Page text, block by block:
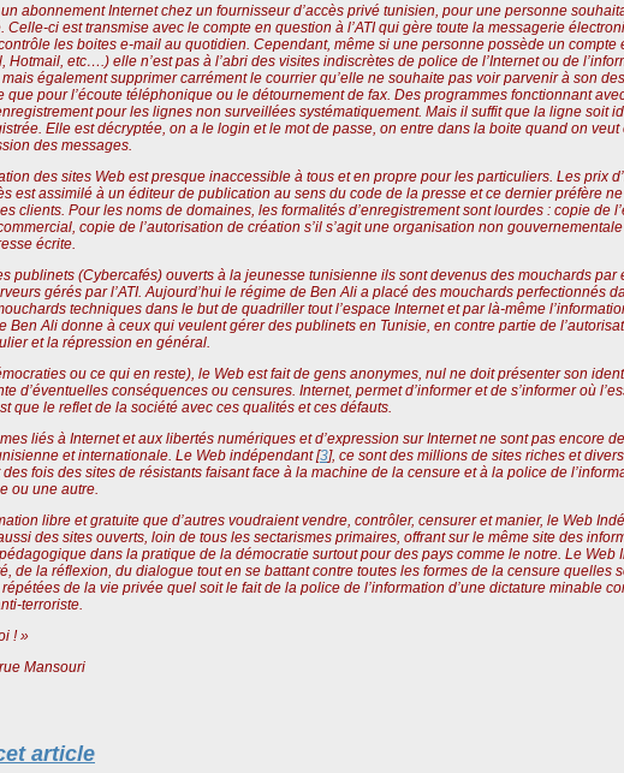
abonnement Internet chez un fournisseur d’accès privé tunisien, pour une personne
Celle-ci est transmise avec le compte en question à l’ATI qui gère toute la messagerie
les boites e-mail au quotidien. Cependant, même si une personne possède un
Hotmail, etc….) elle n’est pas à l’abri des visites indiscrètes de police de l’Internet ou de
également supprimer carrément le courrier qu’elle ne souhaite pas voir parvenir à son
que pour l’écoute téléphonique ou le détournement de fax. Des programmes fonctionnant
pour les lignes non surveillées systématiquement. Mais il suffit que la ligne soit
Elle est décryptée, on a le login et le mot de passe, on entre dans la boite quand on
des messages.
des sites Web est presque inaccessible à tous et en propre pour les particuliers. Les prix
est assimilé à un éditeur de publication au sens du code de la presse et ce dernier préfère
clients. Pour les noms de domaines, les formalités d’enregistrement sont lourdes : copie de
copie de l’autorisation de création s’il s’agit une organisation non
écrite.
publinets (Cybercafés) ouverts à la jeunesse tunisienne ils sont devenus des mouchards par
gérés par l’ATI. Aujourd’hui le régime de Ben Ali a placé des mouchards perfectionnés
techniques dans le but de quadriller tout l’espace Internet et par là-même
Ben Ali donne à ceux qui veulent gérer des publinets en Tunisie, en contre partie de
et la répression en général.
ou ce qui en reste), le Web est fait de gens anonymes, nul ne doit présenter son
d’éventuelles conséquences ou censures. Internet, permet d’informer et de s’informer où
que le reflet de la société avec ces qualités et ces défauts.
liés à Internet et aux libertés numériques et d’expression sur Internet ne sont pas encore
et internationale. Le Web indépendant [3], ce sont des millions de sites riches et
des fois des sites de résistants faisant face à la machine de la censure et à la police de
ou une autre.
libre et gratuite que d’autres voudraient vendre, contrôler, censurer et manier, le Web
des sites ouverts, loin de tous les sectarismes primaires, offrant sur le même site des
dans la pratique de la démocratie surtout pour des pays comme le notre. Le
de la réflexion, du dialogue tout en se battant contre toutes les formes de la censure quelles
de la vie privée quel soit le fait de la police de l’information d’une dictature minable
terroriste.
! »
Mansouri
article